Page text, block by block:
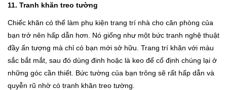
11. Tranh khăn treo tường
Chiếc khăn có thể làm phụ kiện trang trí nhà cho căn phòng của
bạn trở nên hấp dẫn hơn. Nó giống như một bức tranh nghệ thuật
đầy ấn tượng mà chỉ có bạn mới sở hữu. Trang trí khăn với màu
sắc bắt mắt, sau đó dùng đinh hoặc là keo để cố định chúng lại ở
những góc cần thiết. Bức tường của bạn trông sẽ rất hấp dẫn và
quyễn rũ nhờ có tranh khăn treo tường.